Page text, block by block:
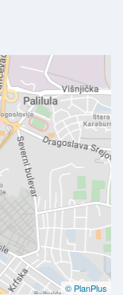
© PlanPlus